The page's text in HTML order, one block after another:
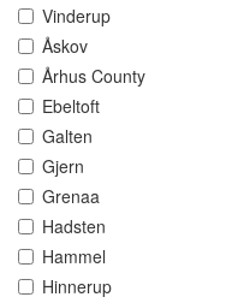
Vinderup
Åskov
Århus County
Ebeltoft
Galten
Gjern
Grenaa
Hadsten
Hammel
Hinnerup